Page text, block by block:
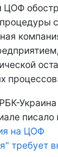
ЦОФ
Украина
писало
на ЦОФ
требует